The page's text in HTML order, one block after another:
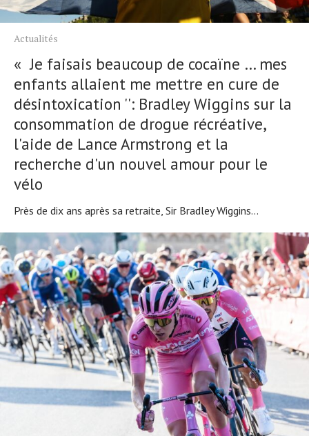
Actualités
« Je faisais beaucoup de cocaïne … mes
enfants allaient me mettre en cure de
désintoxication '': Bradley Wiggins sur la
consommation de drogue récréative,
l'aide de Lance Armstrong et la
recherche d'un nouvel amour pour le
vélo
Près de dix ans après sa retraite, Sir Bradley Wiggins...